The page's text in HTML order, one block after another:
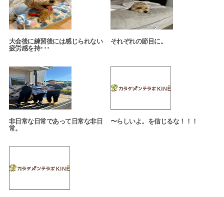
大会後に練習後には感じられない
疲労感を持･･･
それぞれの節目に。
非日常な日常であって日常な非日
常。
〜らしいよ。を信じるな！！！